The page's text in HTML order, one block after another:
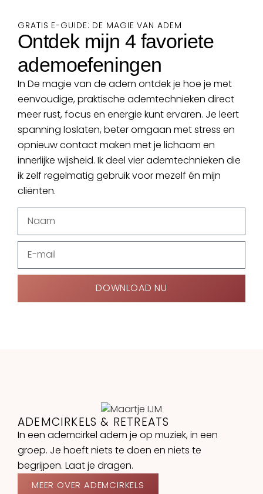
GRATIS E-GUIDE: DE MAGIE VAN ADEM
Ontdek mijn 4 favoriete
ademoefeningen
In De magie van de adem ontdek je hoe je met
eenvoudige, praktische ademtechnieken direct
meer rust, focus en energie kunt ervaren. Je leert
spanning loslaten, beter omgaan met stress en
opnieuw contact maken met je lichaam en
innerlijke wijsheid. Ik deel vier ademtechnieken die
ik zelf regelmatig gebruik voor mezelf én mijn
cliënten.
DOWNLOAD NU
ADEMCIRKELS & RETREATS
In een ademcirkel adem je op muziek, in een
groep. Je hoeft niets te doen en niets te
begrijpen. Laat je dragen.
MEER OVER ADEMCIRKELS